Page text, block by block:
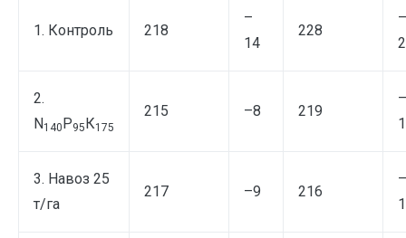
1. Контроль 218
–
14
228
–
2.
N140Р95К175
215 –8 219
–
3. Навоз 25
т/га
217 –9 216
–